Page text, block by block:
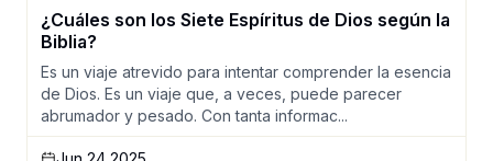
¿Cuáles son los Siete Espíritus de Dios según la
Biblia?
Es un viaje atrevido para intentar comprender la esencia
de Dios. Es un viaje que, a veces, puede parecer
abrumador y pesado. Con tanta informac...